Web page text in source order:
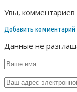
Увы, комментариев
Добавить комментарий
Данные не